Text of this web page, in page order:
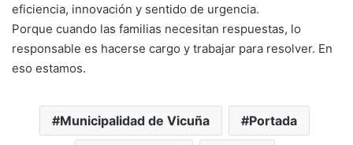
eficiencia, innovación y sentido de urgencia.
Porque cuando las familias necesitan respuestas, lo
responsable es hacerse cargo y trabajar para resolver. En
eso estamos.
Municipalidad de Vicuña Portada